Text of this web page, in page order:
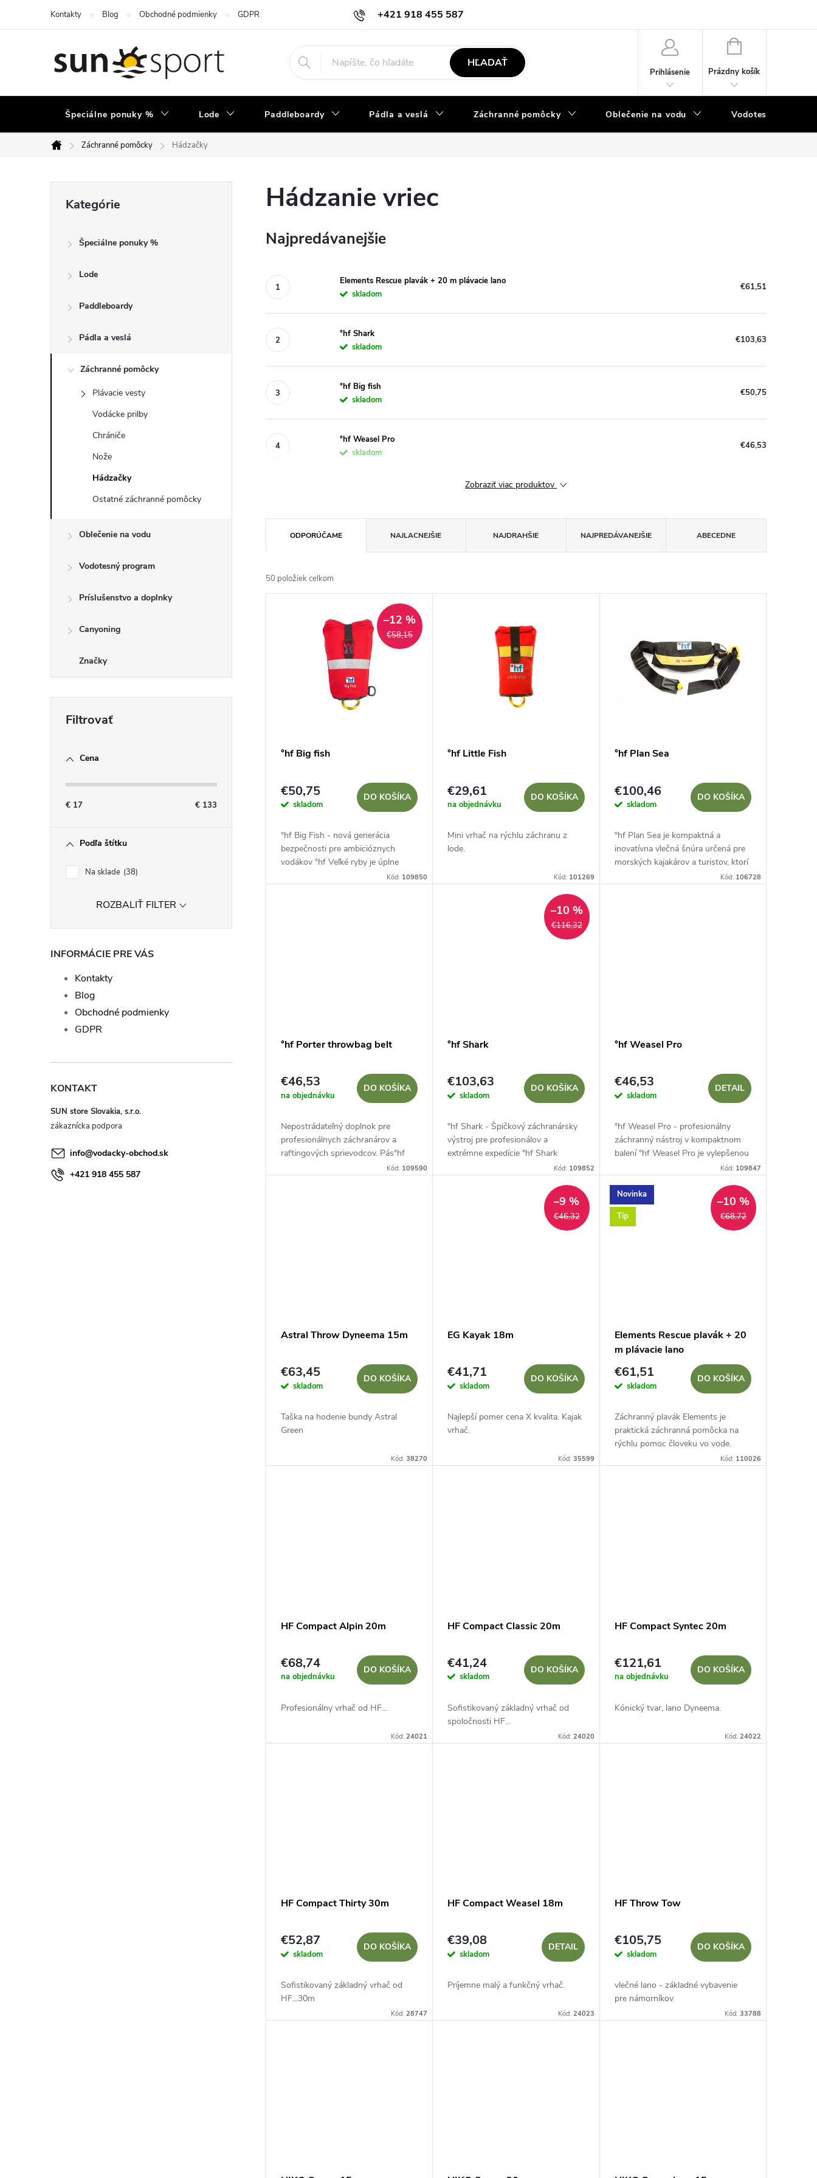
+421 918 455 587
info@vodacky-obchod.sk
Kontakty Blog Obchodné podmienky GDPR
HĽADAŤ
Prihlásenie
NÁKUPNÝ
Prázdny košík
Špeciálne ponuky % Lode Paddleboardy Pádla a veslá Záchranné pomôcky Oblečenie na vodu Vodotesný program
Domov
Záchranné pomôcky Hádzačky
p
kategórie
Kategórie
Špeciálne ponuky %
Lode
Paddleboardy
Pádla a veslá
Záchranné pomôcky
Plávacie vesty
Vodácke prilby
Chrániče
Nože
Hádzačky
Ostatné záchranné pomôcky
Oblečenie na vodu
Vodotesný program
Príslušenstvo a doplnky
Canyoning
Značky
Cena
€ 17 € 133
Podľa štítku
Na sklade 38
ROZBALIŤ FILTER
INFORMÁCIE PRE VÁS
Kontakty
Blog
Obchodné podmienky
GDPR
KONTAKT
SUN store Slovakia, s.r.o.
info@vodacky-obchod.sk
+421 918 455 587
Hádzanie vriec
Najpredávanejšie
Elements Rescue plavák + 20 m plávacie lano
skladom
€61,51
°hf Shark
skladom
€103,63
°hf Big fish
skladom
€50,75
°hf Weasel Pro
skladom
€46,53
Zobraziť viac produktov
a
d
ODPORÚČAME NAJLACNEJŠIE NAJDRAHŠIE NAJPREDÁVANEJŠIE ABECEDNE
50 položiek celkom
u
€58,15
–12 %
°hf Big fish
€50,75
skladom
DO KOŠÍKA
°hf Big Fish - nová generácia
bezpečnosti pre ambicióznych
vodákov °hf Veľké ryby je úplne
nový model hádzacieho vaku určený
Kód: 109850
°hf Little Fish
€29,61
na objednávku
DO KOŠÍKA
Mini vrhač na rýchlu záchranu z
lode.
Kód: 101269
°hf Plan Sea
€100,46
skladom
DO KOŠÍKA
°hf Plan Sea je kompaktná a
inovatívna vlečná šnúra určená pre
morských kajakárov a turistov, ktorí
hľadajú spoľahlivý nástroj na rýchlu
Kód: 106728
°hf Porter throwbag belt
€46,53
na objednávku
DO KOŠÍKA
Nepostrádateľný doplnok pre
profesionálnych záchranárov a
raftingových sprievodcov. Pás°hf
Porter je navrhnutý na bezpečné a
Kód: 109590
€116,32
–10 %
°hf Shark
€103,63
skladom
DO KOŠÍKA
°hf Shark - Špičkový záchranársky
výstroj pre profesionálov a
extrémne expedície °hf Shark
rozširuje rodinu °hf "fish" o model
Kód: 109852
°hf Weasel Pro
€46,53
skladom
DETAIL
°hf Weasel Pro - profesionálny
záchranný nástroj v kompaktnom
balení °hf Weasel Pro je vylepšenou
verziou jednej z najobľúbenejších
verzia "Pro"...
Kód: 109847
Astral Throw Dyneema 15m
€63,45
skladom
DO KOŠÍKA
Taška na hodenie bundy Astral
Green
Kód:38270
€46,32
–9 %
EG Kayak 18m
€41,71
skladom
DO KOŠÍKA
Najlepší pomer cena X kvalita. Kajak
vrhač.
Kód: 35599
Novinka
Tip
€68,72
–10 %
Elements Rescue plavák + 20
m plávacie lano
€61,51
skladom
DO KOŠÍKA
Záchranný plavák Elements je
praktická záchranná pomôcka na
rýchlu pomoc človeku vo vode.
Výrazný oranžový dizajn je dobre
Kód: 110026
HF Compact Alpin 20m
€68,74
na objednávku
DO KOŠÍKA
Profesionálny vrhač od HF...
Kód:24021
HF Compact Classic 20m
€41,24
skladom
DO KOŠÍKA
Sofistikovaný základný vrhač od
spoločnosti HF...
Kód: 24020
HF Compact Syntec 20m
€121,61
na objednávku
DO KOŠÍKA
Kónický tvar, lano Dyneema.
Kód: 24022
HF Compact Thirty 30m
€52,87
skladom
DO KOŠÍKA
Sofistikovaný základný vrhač od
HF...30m
Kód:28747
HF Compact Weasel 18m
€39,08
skladom
DETAIL
Príjemne malý a funkčný vrhač.
Kód: 24023
HF Throw Tow
€105,75
skladom
DO KOŠÍKA
vlečné lano - základné vybavenie
pre námorníkov
Kód: 33788